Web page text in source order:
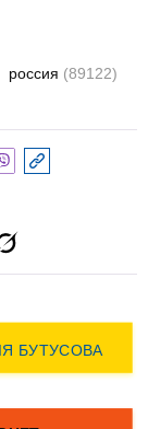
россия (89122)